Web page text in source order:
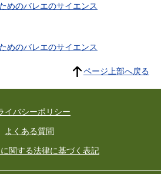
めのバレエのサイエンス
めのバレエのサイエンス
ページ上部へ戻る
イバシーポリシー
よくある質問
関する法律に基づく表記